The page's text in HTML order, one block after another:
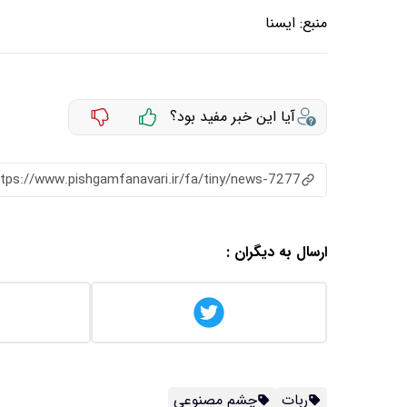
منبع: ايسنا
آیا این خبر مفید بود؟
www.pishgamfanavari.ir/fa/tiny/news-7277
ارسال به دیگران :
ربات چشم مصنوعی